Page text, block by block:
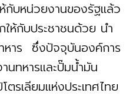
กับหน่วยงานของรัฐแล้ว
ให้กับประชาชนด้วย นำ
หาร ซึ่งปัจจุบันองค์การ
นทหารและปั๊มน้ำมัน
ตรเลียมแห่งประเทศไทย